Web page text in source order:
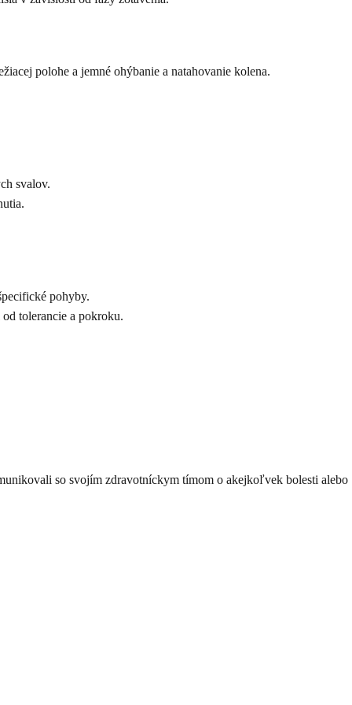
polohe a jemné ohýbanie a natahovanie kolena.
svalov.
pohyby.
tolerancie a pokroku.
so svojím zdravotníckym tímom o akejkoľvek bolesti alebo